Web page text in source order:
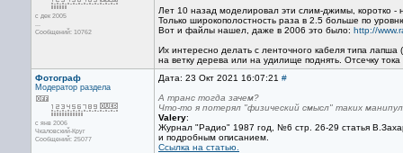
с дек 2005
...
Сообщений: 10762
Лет 10 назад моделировал эти слим-джимы, коротко -
Только широкополостность раза в 2.5 больше по
Вот и файлы нашел, даже в 2006 это было: http://
Их интересно делать с ленточного кабеля типа лапша
на ветку дерева или на удилище поднять. Отсечку
Фотограф
Модератор раздела
с янв 2006
Чкаловский-Круг
Сообщений: 25077
Дата: 23 Окт 2021 16:07:21 #
А транс тогда зачем?
Что-то я потерял "физический смысл" таких
Valery:
Журнал "Радио" 1987 год, №6 стр. 26-29 статья
и подробным описанием.
Ссылка на статью.